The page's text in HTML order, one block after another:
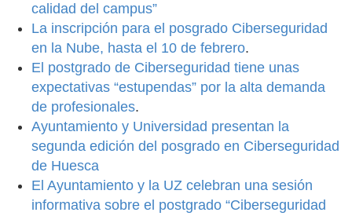
calidad del campus”
La inscripción para el posgrado Ciberseguridad
en la Nube, hasta el 10 de febrero.
El postgrado de Ciberseguridad tiene unas
expectativas “estupendas” por la alta demanda
de profesionales.
Ayuntamiento y Universidad presentan la
segunda edición del posgrado en Ciberseguridad
de Huesca
El Ayuntamiento y la UZ celebran una sesión
informativa sobre el postgrado “Ciberseguridad